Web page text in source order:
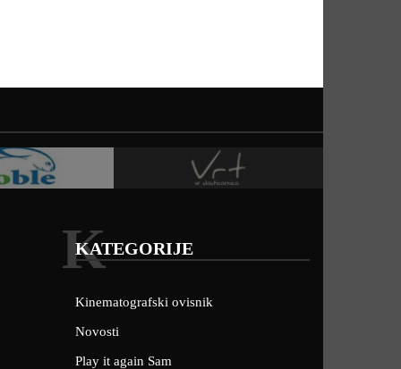
KATEGORIJE
K
Kinematografski ovisnik
Novosti
Play it again Sam